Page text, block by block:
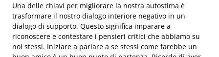
Una delle chiavi per migliorare la nostra autostima è
trasformare il nostro dialogo interiore negativo in un
dialogo di supporto. Questo significa imparare a
riconoscere e contestare i pensieri critici che abbiamo su
noi stessi. Iniziare a parlare a se stessi come farebbe un